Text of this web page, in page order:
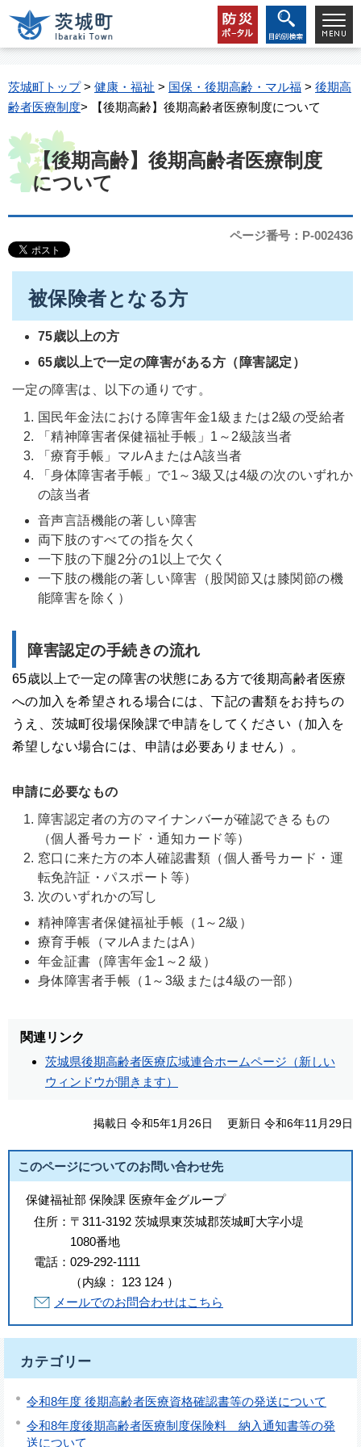
茨城町トップ> 健康・福祉 > 国保・後期高齢・マル福 > 後期高
齢者医療制度> 【後期高齢】後期高齢者医療制度について
【後期高齢】後期高齢者医療制度
について
ページ番号：P-002436
被保険者となる方
75歳以上の方
65歳以上で一定の障害がある方（障害認定）
一定の障害は、以下の通りです。
国民年金法における障害年金1級または2級の受給者
「精神障害者保健福祉手帳」1～2級該当者
「療育手帳」マルAまたはA該当者
「身体障害者手帳」で1～3級又は4級の次のいずれか
の該当者
音声言語機能の著しい障害
両下肢のすべての指を欠く
一下肢の下腿2分の1以上で欠く
一下肢の機能の著しい障害（股関節又は膝関節の機
能障害を除く）
障害認定の手続きの流れ
65歳以上で一定の障害の状態にある方で後期高齢者医療
への加入を希望される場合には、下記の書類をお持ちの
うえ、茨城町役場保険課で申請をしてください（加入を
希望しない場合には、申請は必要ありません）。
申請に必要なもの
障害認定者の方のマイナンバーが確認できるもの
（個人番号カード・通知カード等）
窓口に来た方の本人確認書類（個人番号カード・運
転免許証・パスポート等）
次のいずれかの写し
精神障害者保健福祉手帳（1～2級）
療育手帳（マルAまたはA）
年金証書（障害年金1～2 級）
身体障害者手帳（1～3級または4級の一部）
関連リンク
茨城県後期高齢者医療広域連合ホームページ（新しい
ウィンドウが開きます）
掲載日 令和5年1月26日 更新日 令和6年11月29日
このページについてのお問い合わせ先
保健福祉部 保険課 医療年金グループ
住所： 〒311-3192 茨城県東茨城郡茨城町大字小堤
1080番地
電話： 029-292-1111
（内線 ： 123 124 ）
メールでのお問合わせはこちら
カテゴリー
令和8年度 後期高齢者医療資格確認書等の発送について
令和8年度後期高齢者医療制度保険料 納入通知書等の発
送について